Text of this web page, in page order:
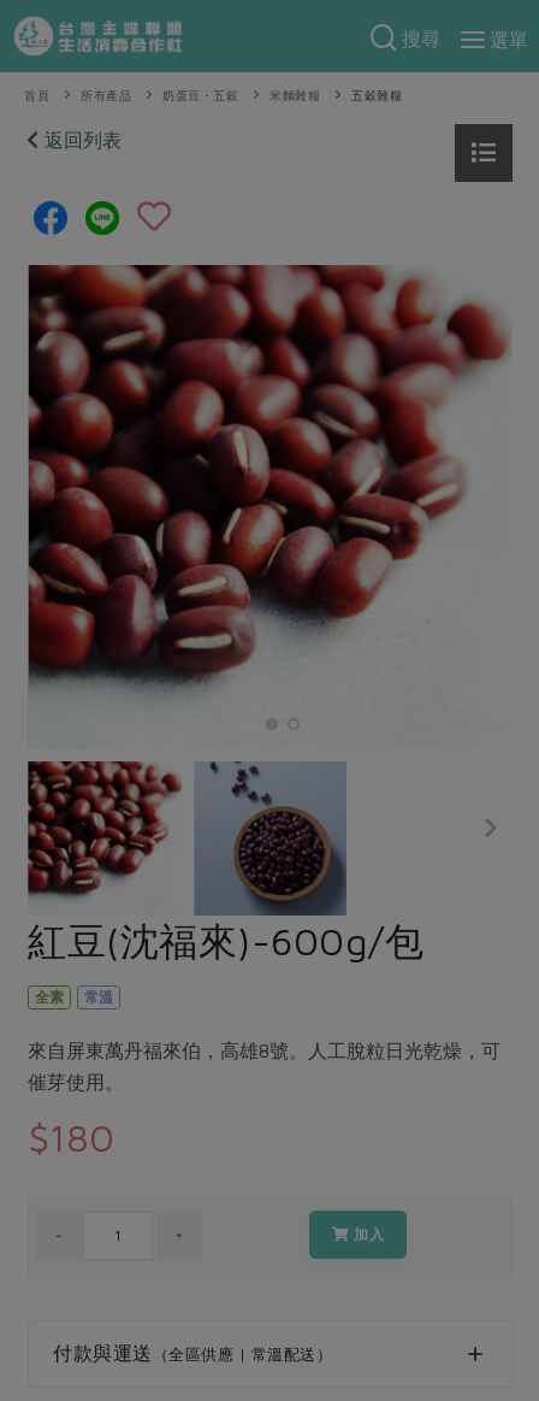
搜尋
選單
產品分類
當季蔬果
芽苗類
辛香料類
奶蛋豆・五穀
乳製品
豆製品 米麵雜糧
肉品・水產
畜產肉類 水產
水畜加工品
調理食材・點心
保健食品
居家好物
個人清潔
家庭清潔 織品
日用品
食譜料理
食材
麵食
肉食
海鮮
常備菜
蔬食
蛋料理
料理方式
烘焙．點心
醬料
漬物
涼拌沙拉
飲品
主題食譜
養身食補
特別企畫
預購活動
把最好的台灣味帶回家！
防災用品預購圓滿結束
2026年端午節預購圓滿結束
更多預購活動
當季產品
傳到心坎裡，誠心又澎派
合作25-經典快閃最後一週
合作25-精選產品第四彈
議題活動
主婦聯盟X樂齡網特約優惠案
30%rPET紅烏龍茶
2024農業發展計畫年度報告
更多議題活動
傳到心坎裡，誠心又澎派
綠主張
觀點文章
主婦食堂 一籃菜真心話
社內大小事 合作聯合國
產品故事 生活提案
樂齡生活 親子食育
廚房瑜伽
關注議題
減硝酸鹽
減添加物 減塑減廢
公益金 食農教育
更多議題
生活者e週報
綠主張月刊
典藏閱覽室
關於合作社
認識合作社
關於我們
合作社組織
員工與求才
產品檢驗
自主把關
社員權益
合作社法規
選舉專區
最新消息
媒體報導
下載專區
地區活動
重要公告
首頁 所有產品 奶蛋豆・五穀 米麵雜糧 五穀雜糧
返回列表
紅豆(沈福來)-600g/包
全素 常溫
來自屏東萬丹福來伯，高雄8號。人工脫粒日光乾燥，可
催芽使用。
$180
加入
付款與運送 （全區供應 | 常溫配送）